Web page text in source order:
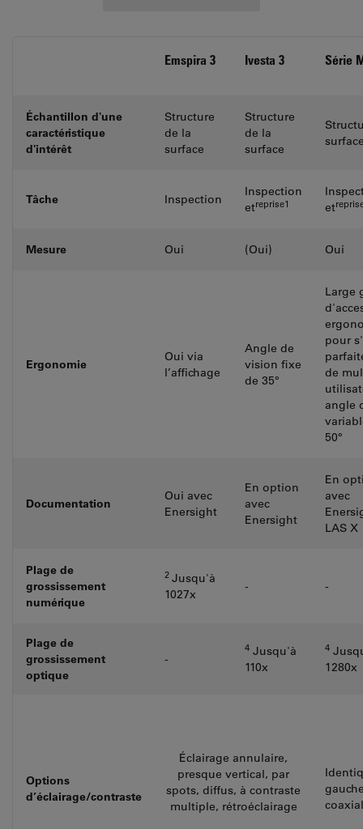
Emspira 3 Ivesta 3 Série
Échantillon d'une
caractéristique
d'intérêt
Structure
de la
surface
Structure
de la
surface
Tâche Inspection
Inspection
etreprise1
et
Mesure Oui (Oui) Oui
Ergonomie
Oui via
l’affichage
Angle de
vision fixe
de 35°
Large
pour
de
angle
50°
Documentation
Oui avec
Enersight
En option
avec
Enersight
En
avec
LAS X
Plage de
grossissement
numérique
2 Jusqu'à
1027x
- -
Plage de
grossissement
optique
-
4 Jusqu'à
110x
4
1280x
Options
d’éclairage/contraste
Éclairage annulaire,
presque vertical, par
spots, diffus, à contraste
multiple, rétroéclairage
coaxial